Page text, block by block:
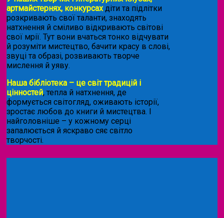
артмайстернях, конкурсахдіти та підлітки
розкривають свої таланти, знаходять
натхнення й сміливо відкривають світові
свої мрії. Тут вони вчаться тонко відчувати
й розуміти мистецтво, бачити красу в слові,
звуці та образі, розвивають творче
мислення й уяву.
Наша бібліотека – це світ традицій і
цінностей, тепла й натхнення, де
формується світогляд, оживають історії,
зростає любов до книги й мистецтва. І
найголовніше – у кожному серці
запалюється й яскраво сяє світло
творчості.